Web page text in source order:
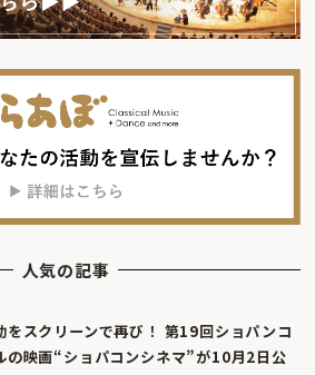
人気の記事
をスクリーンで再び！ 第19回ショパンコ
の映画“ショパコンシネマ”が10月2日公